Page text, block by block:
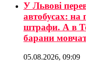
У Львові
автобусах:
штрафи. А в
барани
05.08.2026, 09:09